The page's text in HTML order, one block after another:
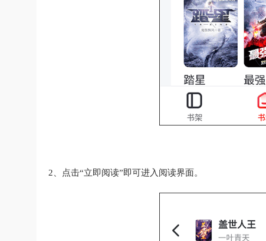
2、点击“立即阅读”即可进入阅读界面。